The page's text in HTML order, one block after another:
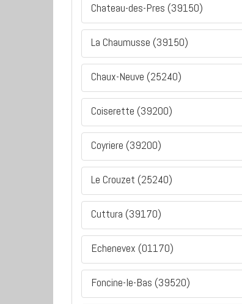
Chateau-des-Pres (39150)
La Chaumusse (39150)
Chaux-Neuve (25240)
Coiserette (39200)
Coyriere (39200)
Le Crouzet (25240)
Cuttura (39170)
Echenevex (01170)
Foncine-le-Bas (39520)